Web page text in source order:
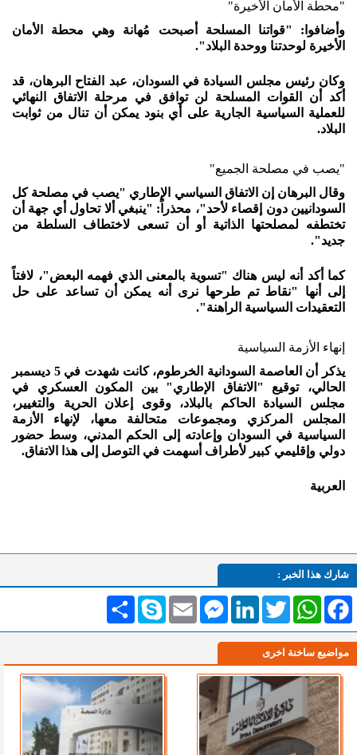
"محطة الأمان الأخيرة"
وأضافوا: "قواتنا المسلحة أصبحت مُهانة وهي محطة الأمان
الأخيرة لوحدتنا ووحدة البلاد".
وكان رئيس مجلس السيادة في السودان، عبد الفتاح البرهان، قد
أكد أن القوات المسلحة لن توافق في مرحلة الاتفاق النهائي
للعملية السياسية الجارية على أي بنود يمكن أن تنال من ثوابت
البلاد.
"يصب في مصلحة الجميع"
وقال البرهان إن الاتفاق السياسي الإطاري "يصب في مصلحة كل
السودانيين دون إقصاء لأحد"، محذراً: "ينبغي ألا تحاول أي جهة أن
تختطفه لمصلحتها الذاتية أو أن تسعى لاختطاف السلطة من
جديد".
كما أكد أنه ليس هناك "تسوية بالمعنى الذي فهمه البعض"، لافتاً
إلى أنها "نقاط تم طرحها نرى أنه يمكن أن تساعد على حل
التعقيدات السياسية الراهنة".
إنهاء الأزمة السياسية
يذكر أن العاصمة السودانية الخرطوم، كانت شهدت في 5 ديسمبر
الحالي، توقيع "الاتفاق الإطاري" بين المكون العسكري في
مجلس السيادة الحاكم بالبلاد، وقوى إعلان الحرية والتغيير،
المجلس المركزي ومجموعات متحالفة معها، لإنهاء الأزمة
السياسية في السودان وإعادته إلى الحكم المدني، وسط حضور
دولي وإقليمي كبير لأطراف أسهمت في التوصل إلى هذا الاتفاق.
العربية
شارك هذا الخبر :
انشر Skype Email
MessengerLinkedInTwitterWhatsAppFacebook
مواضيع ساخنة اخرى